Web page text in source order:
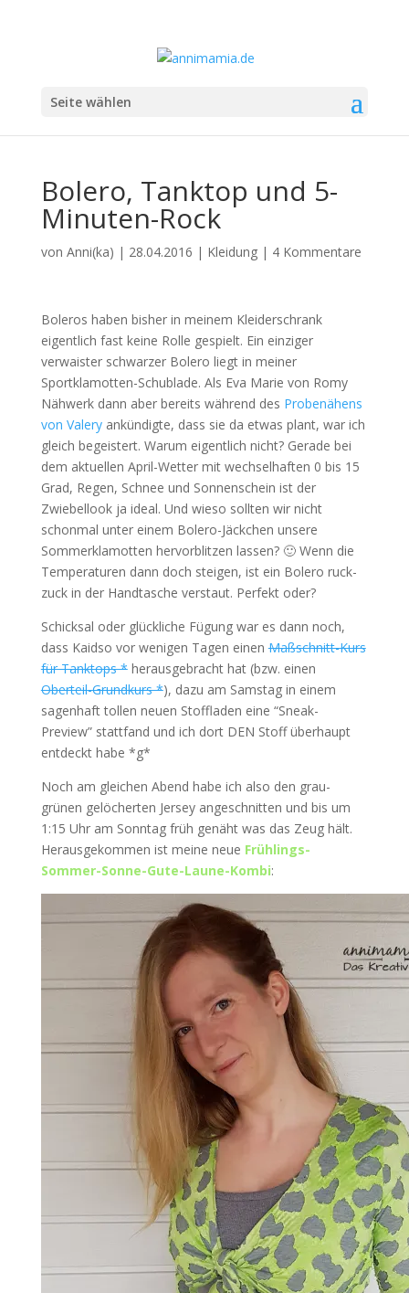
Seite wählen
Bolero, Tanktop und 5-
Minuten-Rock
von Anni(ka) | 28.04.2016 | Kleidung| 4 Kommentare
Boleros haben bisher in meinem Kleiderschrank
eigentlich fast keine Rolle gespielt. Ein einziger
verwaister schwarzer Bolero liegt in meiner
Sportklamotten-Schublade. Als Eva Marie von Romy
Nähwerk dann aber bereits während des Probenähens
von Valeryankündigte, dass sie da etwas plant, war ich
gleich begeistert. Warum eigentlich nicht? Gerade bei
dem aktuellen April-Wetter mit wechselhaften 0 bis 15
Grad, Regen, Schnee und Sonnenschein ist der
Zwiebellook ja ideal. Und wieso sollten wir nicht
schonmal unter einem Bolero-Jäckchen unsere
Sommerklamotten hervorblitzen lassen? 🙂 Wenn die
Temperaturen dann doch steigen, ist ein Bolero ruck-
zuck in der Handtasche verstaut. Perfekt oder?
Schicksal oder glückliche Fügung war es dann noch,
dass Kaidso vor wenigen Tagen einenMaßschnitt-Kurs
für Tanktops *herausgebracht hat (bzw. einen
Oberteil-Grundkurs *), dazu am Samstag in einem
sagenhaft tollen neuen Stoffladen eine “Sneak-
Preview” stattfand und ich dort DEN Stoff überhaupt
entdeckt habe *g*
Noch am gleichen Abend habe ich also den grau-
grünen gelöcherten Jersey angeschnitten und bis um
1:15 Uhr am Sonntag früh genäht was das Zeug hält.
Herausgekommen ist meine neue Frühlings-
Sommer-Sonne-Gute-Laune-Kombi: